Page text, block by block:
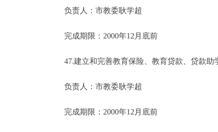
负责人：市教委耿学超
完成期限：2000年12月底前
47.建立和完善教育保险、教育贷款、贷款助
负责人：市教委耿学超
完成期限：2000年12月底前